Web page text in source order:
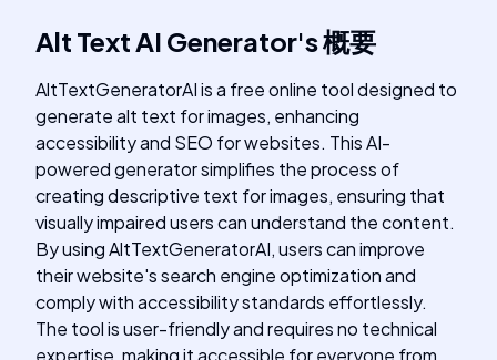
Alt Text AI Generator's概要
AltTextGeneratorAI is a free online tool designed to
generate alt text for images, enhancing
accessibility and SEO for websites. This AI-
powered generator simplifies the process of
creating descriptive text for images, ensuring that
visually impaired users can understand the content.
By using AltTextGeneratorAI, users can improve
their website's search engine optimization and
comply with accessibility standards effortlessly.
The tool is user-friendly and requires no technical
expertise, making it accessible for everyone from